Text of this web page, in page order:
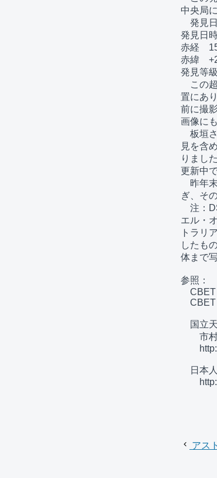
中央局
発見日
発見日
赤経　
赤緯　
発見等
この超
置にあ
前に撮
画像に
板垣さ
見を含
りまし
更新中で
昨年末
ぎ、そ
注：
エル・
トラリ
したも
体まで
参照：
CBET
CBET
国立天
市村
http://
日本人
http://
2008
アス